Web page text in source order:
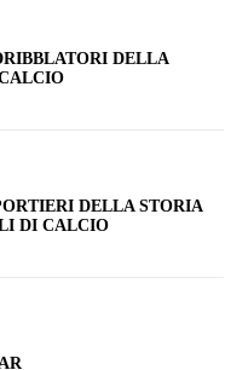
DELLA
DELLA STORIA
DI CALCIO